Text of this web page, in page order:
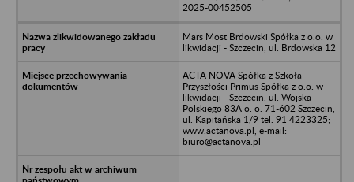
2025-00452505
Mars Most Brdowski Spółka z o.o. w
likwidacji - Szczecin, ul. Brdowska 12
ACTA NOVA Spółka z Szkoła
Przyszłości Primus Spółka z o.o. w
likwidacji - Szczecin, ul. Wojska
Polskiego 83A o. o. 71-602 Szczecin,
ul. Kapitańska 1/9 tel. 91 4223325;
www.actanova.pl, e-mail:
biuro@actanova.pl